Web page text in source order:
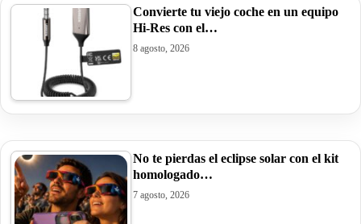
Convierte tu viejo coche en un equipo
Hi-Res con el…
8 agosto, 2026
No te pierdas el eclipse solar con el kit
homologado…
7 agosto, 2026